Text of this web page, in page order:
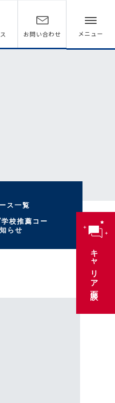
キャリア面談
お問い合わせ メニュー
ス一覧
校推薦コー
らせ